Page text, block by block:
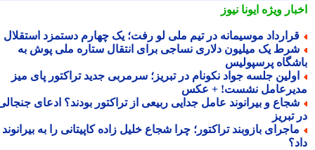
ویژهایونا نیوز
موسیمانه در تیم ملی لو رفت؛ یک چهارم دستمزد استقلال
یک میلیون دلاری نساجی برای انتقال ستاره ملی پوش به
پرسپولیس
جلسه جواد نکونام در تبریز؛ سرمربی جدید تراکتور پای میز
نشست! + عکس
و بیرانوند عامل جدایی ربیعی از تراکتور بودند؟ ادعای جنجالی
تبریز
بازوبند تراکتور؛ چرا شجاع خلیل زاده کاپیتانی را به بیرانوند